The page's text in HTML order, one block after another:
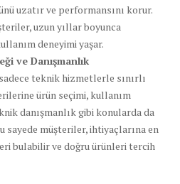
uzatır ve performansını korur.
uzun yıllar boyunca
deneyimi yaşar.
ve Danışmanlık
teknik hizmetlerle sınırlı
ürün seçimi, kullanım
danışmanlık gibi konularda da
sayede müşteriler, ihtiyaçlarına en
bulabilir ve doğru ürünleri tercih